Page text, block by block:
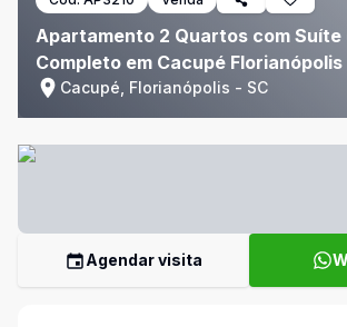
Apartamento 2 Quartos com Suíte
Completo em Cacupé Florianópolis
Cacupé, Florianópolis - SC
Agendar visita